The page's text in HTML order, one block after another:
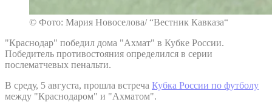
© Фото: Мария Новоселова/ “Вестник Кавказа“
"Краснодар" победил дома "Ахмат" в Кубке России.
Победитель противостояния определился в серии
послематчевых пенальти.
В среду, 5 августа, прошла встреча Кубка России по футболу
между "Краснодаром" и "Ахматом".